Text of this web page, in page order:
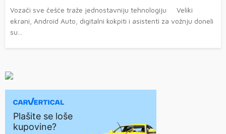
Vozači sve češće traže jednostavniju tehnologiju Veliki
ekrani, Android Auto, digitalni kokpiti i asistenti za vožnju doneli
su...